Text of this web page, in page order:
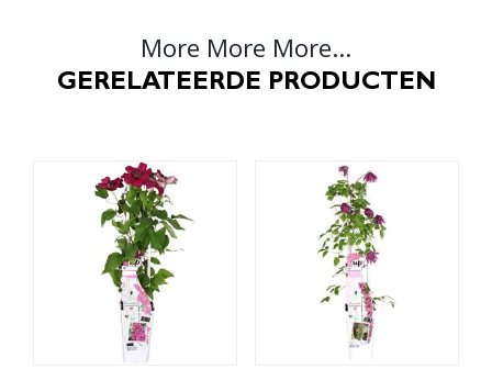
More More More...
GERELATEERDE PRODUCTEN